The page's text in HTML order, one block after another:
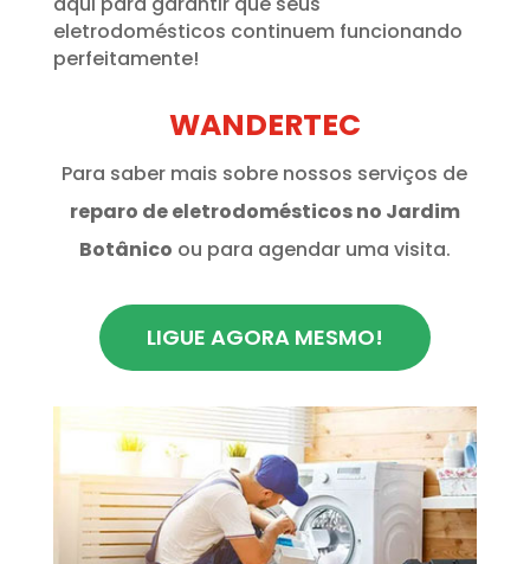
eletrodomésticos continuem funcionando
perfeitamente!
WANDERTEC
Para saber mais sobre nossos serviços de
reparo de eletrodomésticos no Jardim
Botânico ou para agendar uma visita.
LIGUE AGORA MESMO!